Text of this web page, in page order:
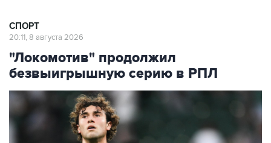
СПОРТ
20:11, 8 августа 2026
"Локомотив" продолжил
безвыигрышную серию в РПЛ